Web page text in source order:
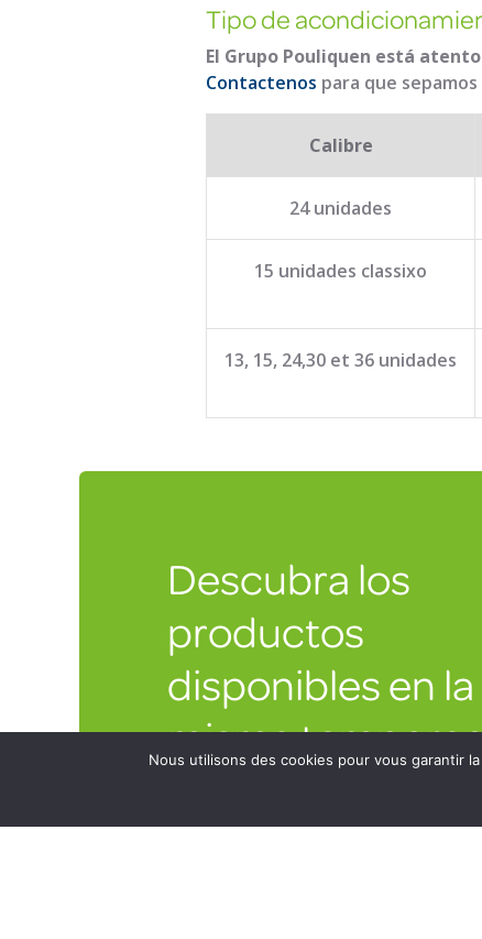
Tipo de
El Grupo Pouliquen está
Contactenos para que
Calibre
24 unidades
15 unidades classixo
13, 15, 24,30 et 36 unidades
Descubra los
productos
disponibles en la
misma
Nous utilisons des cookies pour vous garantir